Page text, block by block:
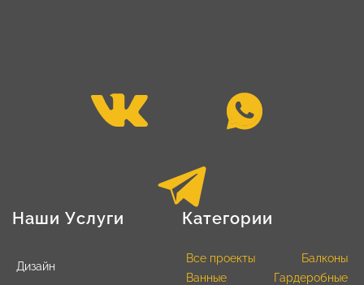
Наши Услуги
Дизайн
Категории
Все проекты
Балконы
Ванные
Гардеробные